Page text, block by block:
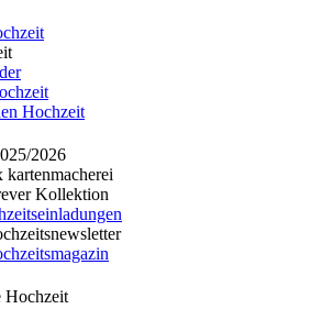
Hochzeit
2026
kartenmacherei
Kollektion
Hochzeit